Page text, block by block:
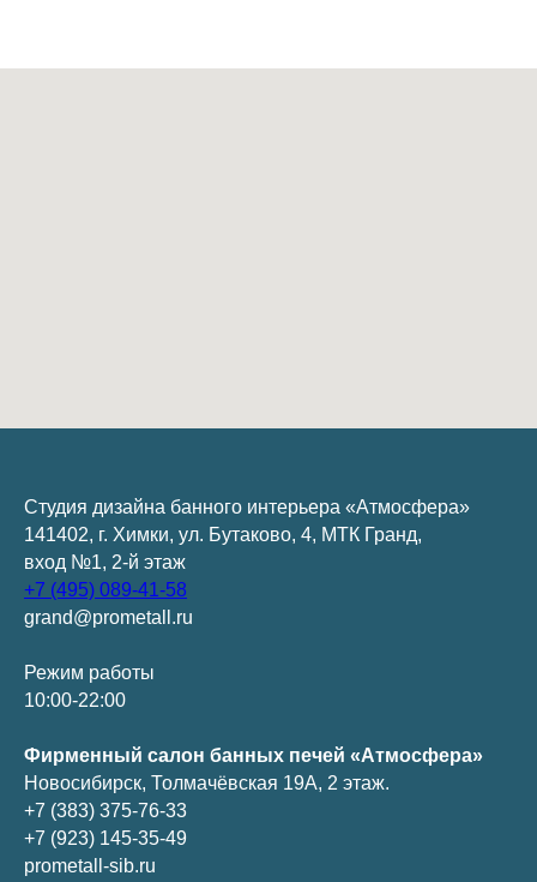
Студия дизайна банного интерьера «Атмосфера»
141402, г. Химки, ул. Бутаково, 4, МТК Гранд,
вход №1, 2-й этаж
+7 (495) 089-41-58
grand@prometall.ru
Режим работы
10:00-22:00
Фирменный салон банных печей «Атмосфера»
Новосибирск, Толмачёвская 19А, 2 этаж.
+7 (383) 375-76-33
+7 (923) 145-35-49
prometall-sib.ru